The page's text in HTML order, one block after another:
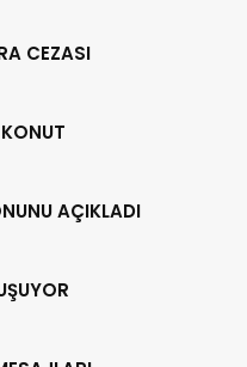
CEZASI
AÇIKLADI